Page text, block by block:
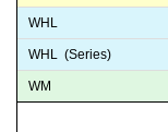
WHL
WHL (Series)
WM